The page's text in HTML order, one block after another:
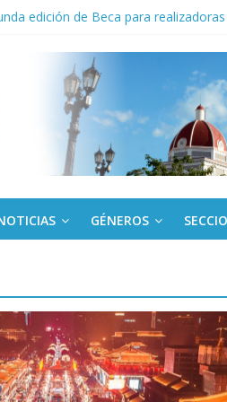
edición de Beca para
militar activo para jóvenes en
la Amistad al activista Donald
GÉNEROS